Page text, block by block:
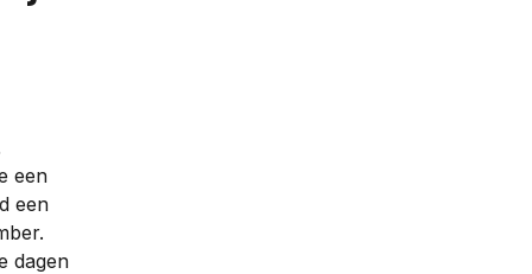
een
een
dagen